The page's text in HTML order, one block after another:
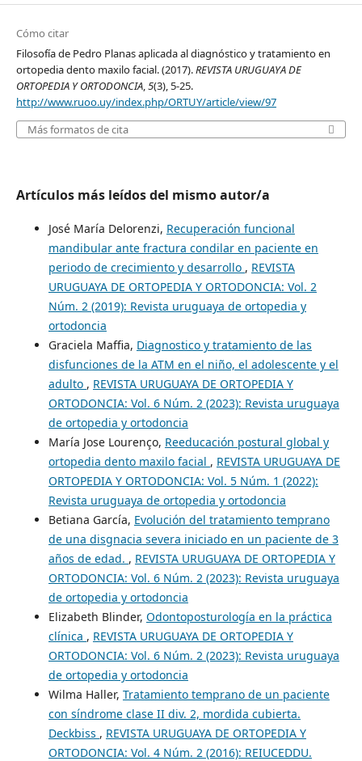
Cómo citar
Filosofía de Pedro Planas aplicada al diagnóstico y tratamiento en
ortopedia dento maxilo facial. (2017).REVISTA URUGUAYA DE
ORTOPEDIA Y ORTODONCIA,5(3), 5-25.
http://www.ruoo.uy/index.php/ORTUY/article/view/97
Más formatos de cita
Artículos más leídos del mismo autor/a
José María Delorenzi, Recuperación funcional
mandibular ante fractura condilar en paciente en
periodo de crecimiento y desarrollo , REVISTA
URUGUAYA DE ORTOPEDIA Y ORTODONCIA: Vol. 2
Núm. 2 (2019): Revista uruguaya de ortopedia y
ortodoncia
Graciela Maffia, Diagnostico y tratamiento de las
disfunciones de la ATM en el niño, el adolescente y el
adulto , REVISTA URUGUAYA DE ORTOPEDIA Y
ORTODONCIA: Vol. 6 Núm. 2 (2023): Revista uruguaya
de ortopedia y ortodoncia
María Jose Lourenço, Reeducación postural global y
ortopedia dento maxilo facial , REVISTA URUGUAYA DE
ORTOPEDIA Y ORTODONCIA: Vol. 5 Núm. 1 (2022):
Revista uruguaya de ortopedia y ortodoncia
Betiana García, Evolución del tratamiento temprano
de una disgnacia severa iniciado en un paciente de 3
años de edad. , REVISTA URUGUAYA DE ORTOPEDIA Y
ORTODONCIA: Vol. 6 Núm. 2 (2023): Revista uruguaya
de ortopedia y ortodoncia
Elizabeth Blinder, Odontoposturología en la práctica
clínica , REVISTA URUGUAYA DE ORTOPEDIA Y
ORTODONCIA: Vol. 6 Núm. 2 (2023): Revista uruguaya
de ortopedia y ortodoncia
Wilma Haller, Tratamiento temprano de un paciente
con síndrome clase II div. 2, mordida cubierta.
Deckbiss , REVISTA URUGUAYA DE ORTOPEDIA Y
ORTODONCIA: Vol. 4 Núm. 2 (2016): REIUCEDDU.